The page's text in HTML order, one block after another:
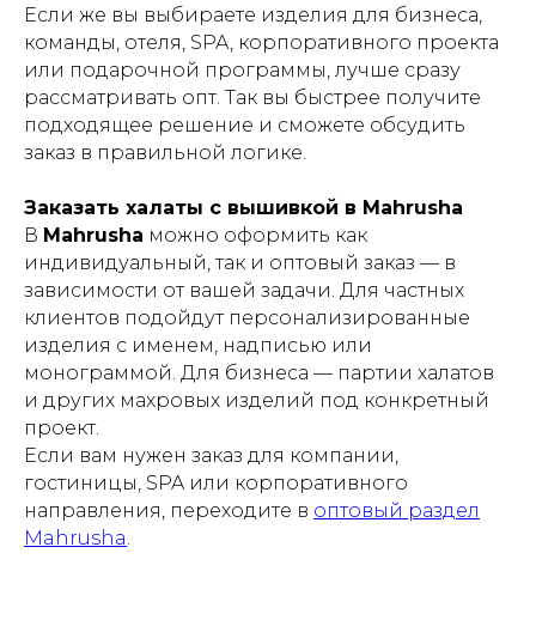
Если же вы выбираете изделия для бизнеса,
команды, отеля, SPA, корпоративного проекта
или подарочной программы, лучше сразу
рассматривать опт. Так вы быстрее получите
подходящее решение и сможете обсудить
заказ в правильной логике.
Заказать халаты с вышивкой в Mahrusha
В Mahrusha можно оформить как
индивидуальный, так и оптовый заказ — в
зависимости от вашей задачи. Для частных
клиентов подойдут персонализированные
изделия с именем, надписью или
монограммой. Для бизнеса — партии халатов
и других махровых изделий под конкретный
проект.
Если вам нужен заказ для компании,
гостиницы, SPA или корпоративного
направления, переходите в оптовый раздел
Mahrusha